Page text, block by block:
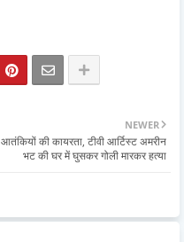
NEWER
आतंकियों की कायरता, टीवी आर्टिस्ट अमरीन
भट की घर में घुसकर गोली मारकर हत्या